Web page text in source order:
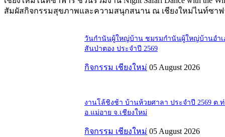
สัมผัสกิจกรรมสุขภาพและความสนุกสนาน ณ เชียงใหม่ไนท์ซาฟ
วันกำนันผู้ใหญ่บ้าน ชมรมกำนันผู้ใหญ่บ้านอำเ
สันป่าตอง ประจำปี 2569
กิจกรรม เชียงใหม่ 05 August 2026
งานโล้ชิงช้า บ้านห้วยศาลา ประจำปี 2569 ต.
อ.แม่อาย จ.เชียงใหม่
กิจกรรม เชียงใหม่ 05 August 2026